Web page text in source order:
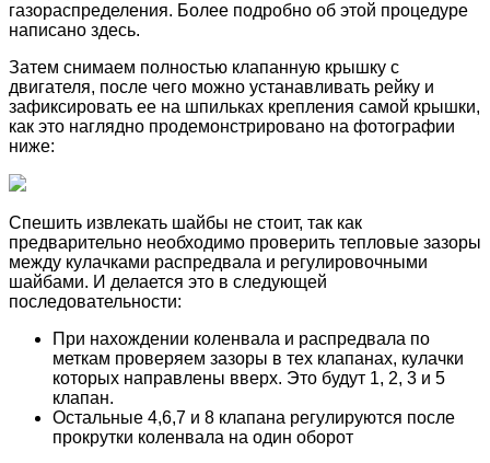
газораспределения. Более подробно об этой процедуре
написано здесь.
Затем снимаем полностью клапанную крышку с
двигателя, после чего можно устанавливать рейку и
зафиксировать ее на шпильках крепления самой крышки,
как это наглядно продемонстрировано на фотографии
ниже:
Спешить извлекать шайбы не стоит, так как
предварительно необходимо проверить тепловые зазоры
между кулачками распредвала и регулировочными
шайбами. И делается это в следующей
последовательности:
При нахождении коленвала и распредвала по
меткам проверяем зазоры в тех клапанах, кулачки
которых направлены вверх. Это будут 1, 2, 3 и 5
клапан.
Остальные 4,6,7 и 8 клапана регулируются после
прокрутки коленвала на один оборот